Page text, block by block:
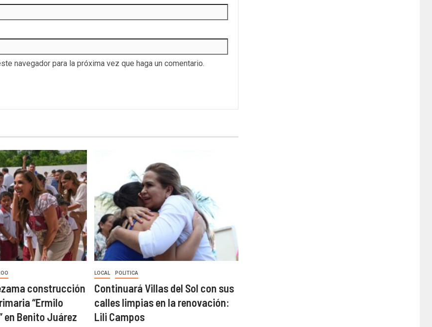
navegador para la próxima vez que haga un comentario.
construcción
“Ermilo
en Benito Juárez
LOCAL POLITICA
Continuará Villas del Sol con sus
calles limpias en la renovación:
Lili Campos